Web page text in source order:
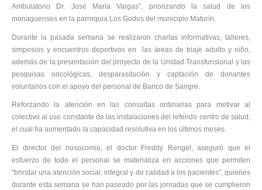
Ambulatorio Dr. José María Vargas”, priorizando la salud de los
monaguenses en la parroquia Los Godos del municipio Maturín.
Durante la pasada semana se realizaron charlas informativas, talleres,
simposios y encuentros deportivos en las áreas de triaje adulto y niño,
además de la presentación del proyecto de la Unidad Transfunsional y las
pesquisas oncológicas, desparasitación y captación de donantes
voluntarios con el apoyo del personal de Banco de Sangre.
Reforzando la atención en las consultas ordinarias para motivar al
colectivo al uso constante de las instalaciones del referido centro de salud,
el cual ha aumentado la capacidad resolutiva en los últimos meses.
El director del nosocomio, el doctor Freddy Rengel, aseguró que el
esfuerzo de todo el personal se materializa en acciones que permiten
“brindar una atención social, integral y de calidad a los pacientes”, quienes
durante esta semana se han paseado por las jornadas que se cumplieron